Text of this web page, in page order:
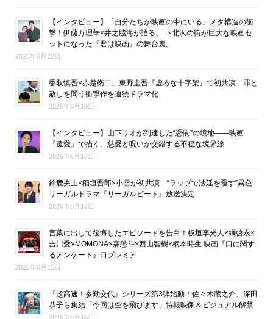
【インタビュー】「自分たちが映画の中にいる」メタ構造の衝
撃！伊藤万理華×井之脇海が語る、 下北沢の街が巨大な映画セ
ットになった『君は映画』の舞台裏。
2026年6月22日
香取慎吾×赤楚衛二、東野圭吾『虚ろな十字架』で初共演 罪と
赦しを問う衝撃作を連続ドラマ化
2026年6月19日
【インタビュー】山下リオが到達した“憑依”の境地――映画
『遺愛』で描く、慈愛と呪いが交錯する不穏な境界線
2026年6月17日
鈴鹿央士×稲垣吾郎×小雪が初共演 “ラップで法廷を覆す”異色
リーガルドラマ『リーガルビート』放送決定
2026年6月17日
言葉に出して後悔したエピソードを告白！板垣李光人×綱啓永×
吉川愛×MOMONA×森愁斗×西山智樹×柄本時生 映画『口に関す
るアンケート』口プレミア
2026年6月15日
『超高速！参勤交代』シリーズ第3弾始動！佐々木蔵之介、深田
恭子ら集結「今回は空を飛びます」特報映像＆ビジュアル解禁
2026年6月15日